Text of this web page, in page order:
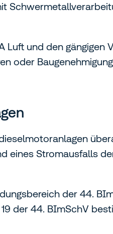
und den gängigen
oder
eines Stromausfalls
der 44.
der 44. BImSchV